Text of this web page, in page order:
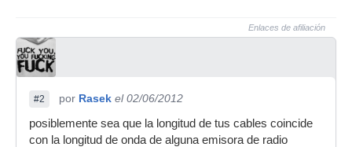
Enlaces de afiliación
#2 por Rasek el 02/06/2012
posiblemente sea que la longitud de tus cables coincide
con la longitud de onda de alguna emisora de radio